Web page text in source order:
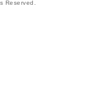
Reserved.